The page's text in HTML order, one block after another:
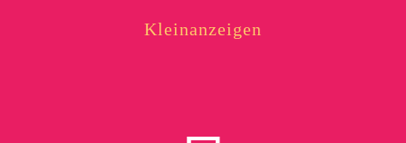
Kleinanzeigen